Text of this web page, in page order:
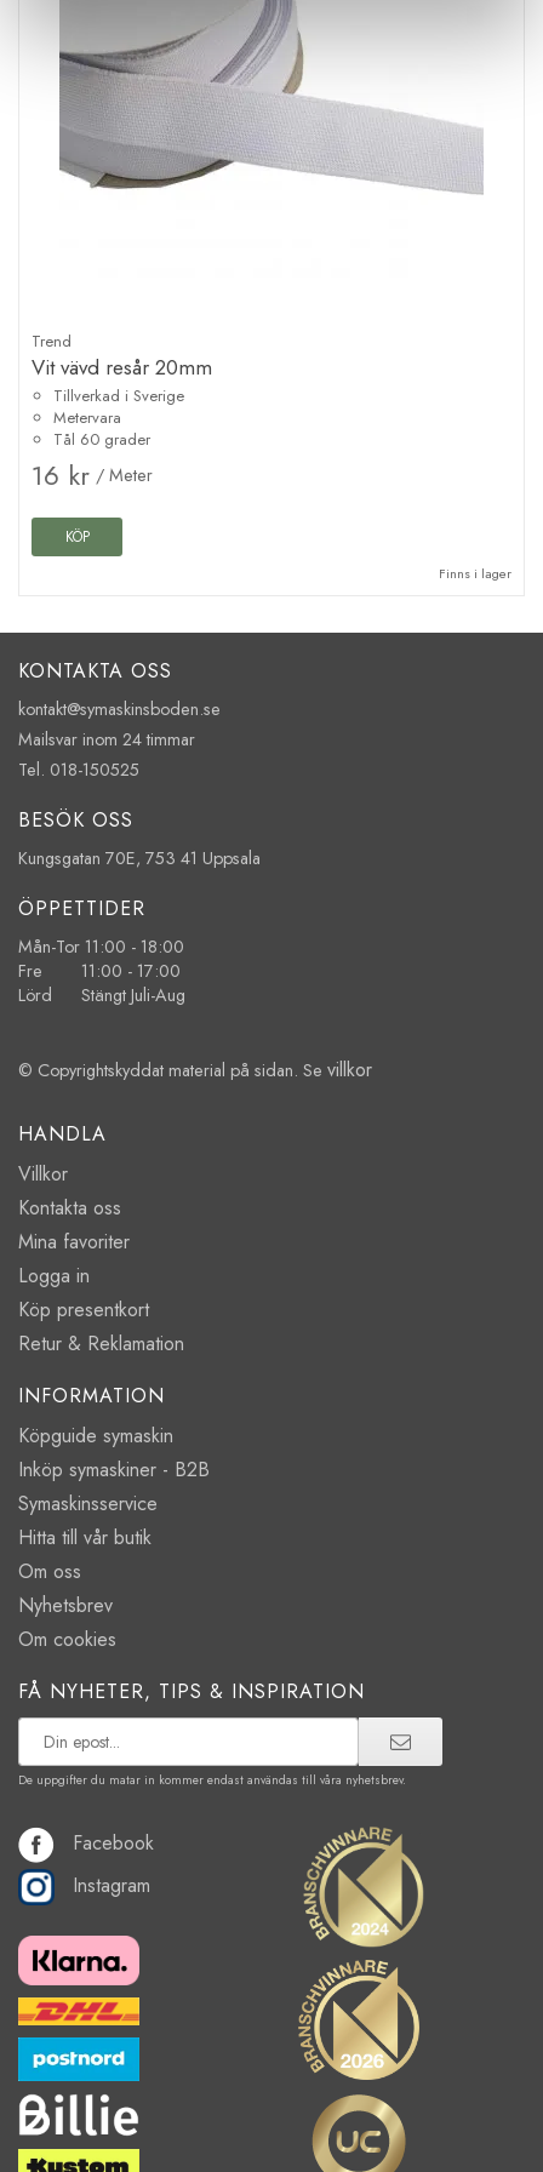
Trend
Vit vävd resår 20mm
Tillverkad i Sverige
Metervara
Tål 60 grader
16 kr / Meter
KÖP
Finns i lager
KONTAKTA OSS
kontakt@symaskinsboden.se
Mailsvar inom 24 timmar
Tel. 018-150525
BESÖK OSS
Kungsgatan 70E, 753 41 Uppsala
ÖPPETTIDER
Mån-Tor 11:00 - 18:00
Fre 11:00 - 17:00
Lörd Stängt Juli-Aug
© Copyrightskyddat material på sidan. Se villkor
HANDLA
Villkor
Kontakta oss
Mina favoriter
Logga in
Köp presentkort
Retur & Reklamation
INFORMATION
Köpguide symaskin
Inköp symaskiner - B2B
Symaskinsservice
Hitta till vår butik
Om oss
Nyhetsbrev
Om cookies
FÅ NYHETER, TIPS & INSPIRATION
De uppgifter du matar in kommer endast användas till våra nyhetsbrev.
Facebook
Instagram